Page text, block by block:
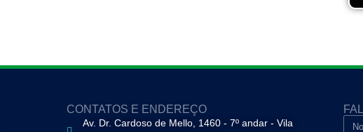
CONTATOS E ENDEREÇO
Av. Dr. Cardoso de Mello, 1460 - 7º andar - Vila